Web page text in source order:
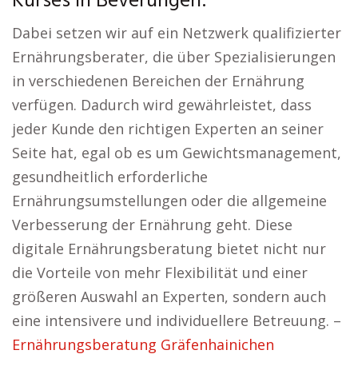
Dabei setzen wir auf ein Netzwerk qualifizierter
Ernährungsberater, die über Spezialisierungen
in verschiedenen Bereichen der Ernährung
verfügen. Dadurch wird gewährleistet, dass
jeder Kunde den richtigen Experten an seiner
Seite hat, egal ob es um Gewichtsmanagement,
gesundheitlich erforderliche
Ernährungsumstellungen oder die allgemeine
Verbesserung der Ernährung geht. Diese
digitale Ernährungsberatung bietet nicht nur
die Vorteile von mehr Flexibilität und einer
größeren Auswahl an Experten, sondern auch
eine intensivere und individuellere Betreuung. –
Ernährungsberatung Gräfenhainichen